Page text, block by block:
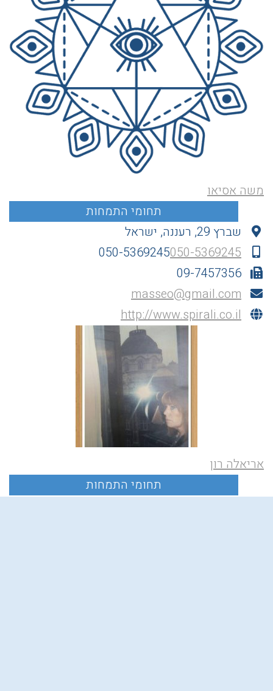
משה אסיאו
שברץ 29, רעננה, ישראל
050-5369245050-5369245
09-7457356
masseo@gmail.com
http://www.spirali.co.il
אריאלה רון